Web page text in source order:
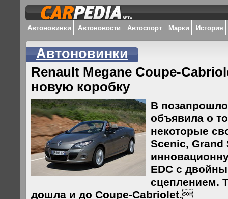
Автоновинки Автоновости Автоспорт Марки История
Автоновинки
Renault Megane Coupe-
новую коробку
В
объявила о
некоторые
Scenic, Grand
EDC с
сцеплением.
дошла и до Coupe-Cabriolet.